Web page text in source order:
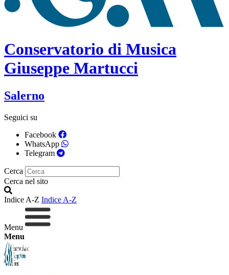
Conservatorio di Musica
Giuseppe Martucci
Salerno
Seguici su
Facebook
WhatsApp
Telegram
Cerca
Cerca nel sito
Indice A-Z Indice A-Z
Menu
Menu